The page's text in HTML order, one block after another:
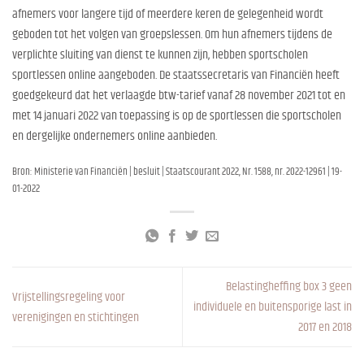
afnemers voor langere tijd of meerdere keren de gelegenheid wordt
geboden tot het volgen van groepslessen. Om hun afnemers tijdens de
verplichte sluiting van dienst te kunnen zijn, hebben sportscholen
sportlessen online aangeboden. De staatssecretaris van Financiën heeft
goedgekeurd dat het verlaagde btw-tarief vanaf 28 november 2021 tot en
met 14 januari 2022 van toepassing is op de sportlessen die sportscholen
en dergelijke ondernemers online aanbieden.
Bron: Ministerie van Financiën | besluit | Staatscourant 2022, Nr. 1588, nr. 2022-12961 | 19-
01-2022
Vrijstellingsregeling voor
verenigingen en stichtingen
Belastingheffing box 3 geen
individuele en buitensporige last in
2017 en 2018